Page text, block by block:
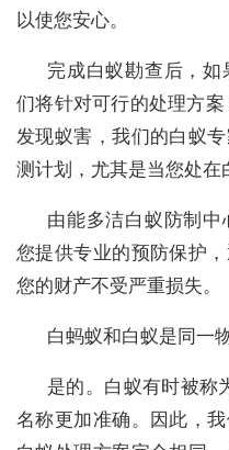
以使您安心。
完成白蚁勘查后，
们将针对可行的处理方
发现蚁害，我们的白蚁
测计划，尤其是当您处在
由能多洁白蚁防制
您提供专业的预防保护
您的财产不受严重损失。
白蚂蚁和白蚁是同一
是的。白蚁有时被称
名称更加准确。因此，